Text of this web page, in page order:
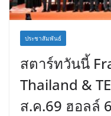
ประชาสัมพันธ์
สตาร์ทวันนี้
Thailand &
ส.ค.69 ฮอลล์